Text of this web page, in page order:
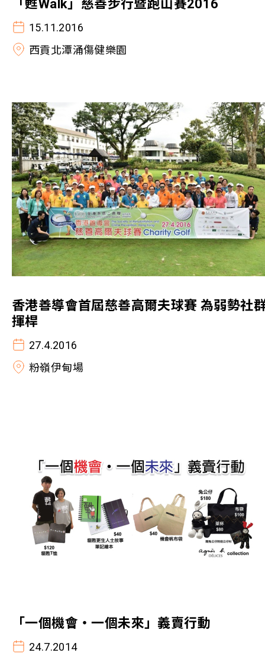
「甦Walk」慈善步行暨跑山賽2016
15.11.2016
西貢北潭涌傷健樂園
香港善導會首屆慈善高爾夫球賽 為弱勢社
揮桿
27.4.2016
粉嶺伊甸場
「一個機會‧一個未來」義賣行動
24.7.2014